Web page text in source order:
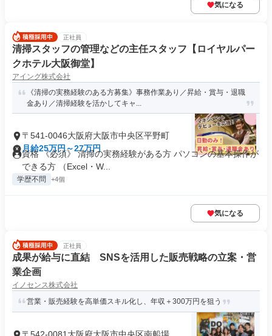
気になる
正社員
清掃スタッフの管理などの主任スタッフ【ロイヤルパー
クホテル大阪御堂】
アイング株式会社
《清掃の実務経験のある方募集》事務作業あり／昇給・賞与・退職
金あり／清掃経験を活かしてキャ...
〒541-0046大阪府大阪市中央区平野町
月給25万円～27万円
資格 《必須》 清掃の実務経験がある方 パソコンの基本操作が
できる方 （Excel・W...
学歴不問 +4個
気になる
正社員
成果が給与に直結 SNSを活用した販売戦略の立案・営
業企画
イノセンス株式会社
営業・販売経験を高単価スキル化し、年収＋300万円を狙う